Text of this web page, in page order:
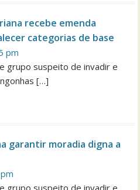
recebe emenda
categorias de base
pm
grupo suspeito de invadir e
[…]
garantir moradia digna a
grupo suspeito de invadir e